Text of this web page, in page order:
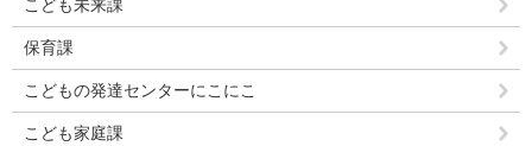
こども未来課
保育課
こどもの発達センターにこにこ
こども家庭課